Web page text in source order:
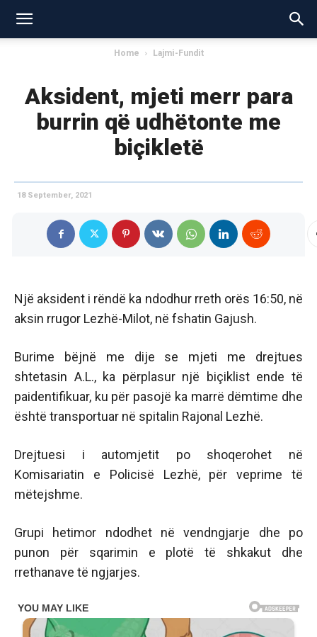
Home Lajmi-Fundit
Aksident, mjeti merr para
burrin që udhëtonte me
biçikletë
18 September, 2021
Një aksident i rëndë ka ndodhur rreth orës 16:50, në
aksin rrugor Lezhë-Milot, në fshatin Gajush.
Burime bëjnë me dije se mjeti me drejtues
shtetasin A.L., ka përplasur një biçiklist ende të
paidentifikuar, ku për pasojë ka marrë dëmtime dhe
është transportuar në spitalin Rajonal Lezhë.
Drejtuesi i automjetit po shoqerohet në
Komisariatin e Policisë Lezhë, për veprime të
mëtejshme.
Grupi hetimor ndodhet në vendngjarje dhe po
punon për sqarimin e plotë të shkakut dhe
rrethanave të ngjarjes.